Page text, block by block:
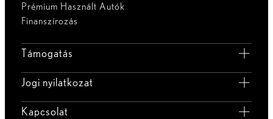
Prémium Használt Autók
Finanszírozás
Támogatás
Jogi nyilatkozat
Kapcsolat